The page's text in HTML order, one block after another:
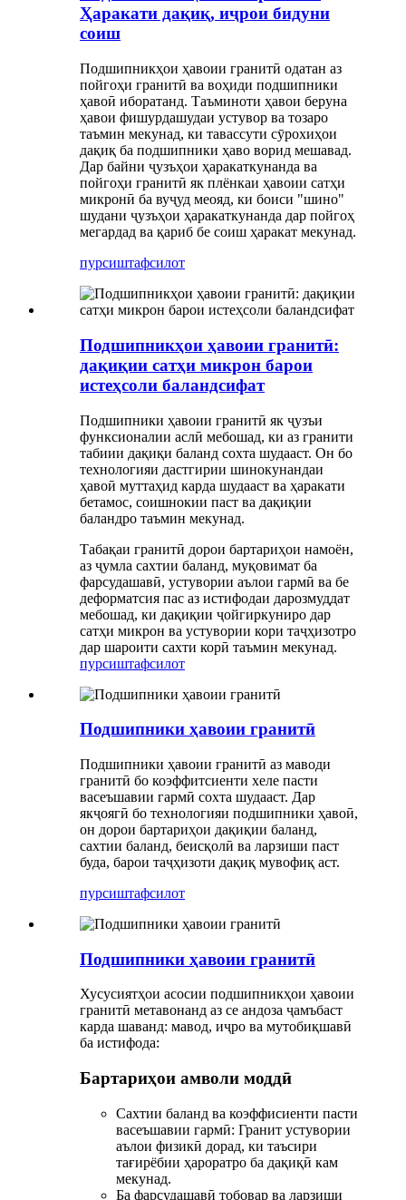
Ҳаракати дақиқ, иҷрои бидуни
соиш
Подшипникҳои ҳавоии гранитӣ одатан аз
пойгоҳи гранитӣ ва воҳиди подшипники
ҳавоӣ иборатанд. Таъминоти ҳавои беруна
ҳавои фишурдашудаи устувор ва тозаро
таъмин мекунад, ки тавассути сӯрохиҳои
дақиқ ба подшипники ҳаво ворид мешавад.
Дар байни ҷузъҳои ҳаракаткунанда ва
пойгоҳи гранитӣ як плёнкаи ҳавоии сатҳи
микронӣ ба вуҷуд меояд, ки боиси "шино"
шудани ҷузъҳои ҳаракаткунанда дар пойгоҳ
мегардад ва қариб бе соиш ҳаракат мекунад.
пурсиштафсилот
Подшипникҳои ҳавоии гранитӣ:
дақиқии сатҳи микрон барои
истеҳсоли баландсифат
Подшипники ҳавоии гранитӣ як ҷузъи
функсионалии аслӣ мебошад, ки аз гранити
табиии дақиқи баланд сохта шудааст. Он бо
технологияи дастгирии шинокунандаи
ҳавоӣ муттаҳид карда шудааст ва ҳаракати
бетамос, соишнокии паст ва дақиқии
баландро таъмин мекунад.
Табақаи гранитӣ дорои бартариҳои намоён,
аз ҷумла сахтии баланд, муқовимат ба
фарсудашавӣ, устувории аълои гармӣ ва бе
деформатсия пас аз истифодаи дарозмуддат
мебошад, ки дақиқии ҷойгиркуниро дар
сатҳи микрон ва устувории кори таҷҳизотро
дар шароити сахти корӣ таъмин мекунад.
пурсиштафсилот
Подшипники ҳавоии гранитӣ
Подшипники ҳавоии гранитӣ аз маводи
гранитӣ бо коэффитсиенти хеле пасти
васеъшавии гармӣ сохта шудааст. Дар
якҷоягӣ бо технологияи подшипники ҳавоӣ,
он дорои бартариҳои дақиқии баланд,
сахтии баланд, беисқолӣ ва ларзиши паст
буда, барои таҷҳизоти дақиқ мувофиқ аст.
пурсиштафсилот
Подшипники ҳавоии гранитӣ
Хусусиятҳои асосии подшипникҳои ҳавоии
гранитӣ метавонанд аз се андоза ҷамъбаст
карда шаванд: мавод, иҷро ва мутобиқшавӣ
ба истифода:
Бартариҳои амволи моддӣ
Сахтии баланд ва коэффисиенти пасти
васеъшавии гармӣ: Гранит устувории
аълои физикӣ дорад, ки таъсири
тағирёбии ҳароратро ба дақиқӣ кам
мекунад.
Ба фарсудашавӣ тобовар ва ларзиши